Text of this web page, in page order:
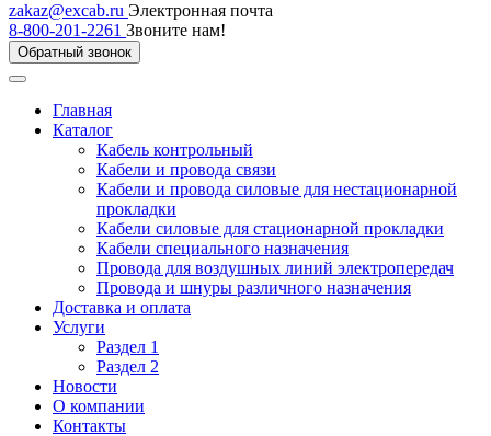
zakaz@excab.ru Электронная почта
8-800-201-2261 Звоните нам!
Обратный звонок
Главная
Каталог
Кабель контрольный
Кабели и провода связи
Кабели и провода силовые для нестационарной
прокладки
Кабели силовые для стационарной прокладки
Кабели специального назначения
Провода для воздушных линий электропередач
Провода и шнуры различного назначения
Доставка и оплата
Услуги
Раздел 1
Раздел 2
Новости
О компании
Контакты